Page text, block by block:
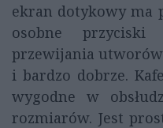
ekran dotykowy ma
osobne
przewijania utworów
i bardzo dobrze.
wygodne w
rozmiarów. Jest